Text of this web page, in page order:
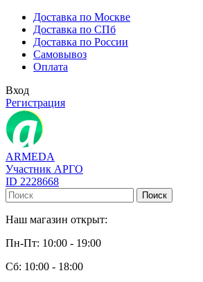
Доставка по Москве
Доставка по СПб
Доставка по России
Самовывоз
Оплата
Вход
Регистрация
ARMEDA
Участник АРГО
ID 2228668
Поиск
Наш магазин открыт:
Пн-Пт: 10:00 - 19:00
Сб: 10:00 - 18:00